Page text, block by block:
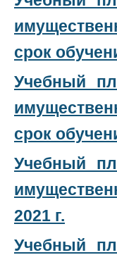
срок
Учебный
срок
Учебный
2021 г.
Учебный